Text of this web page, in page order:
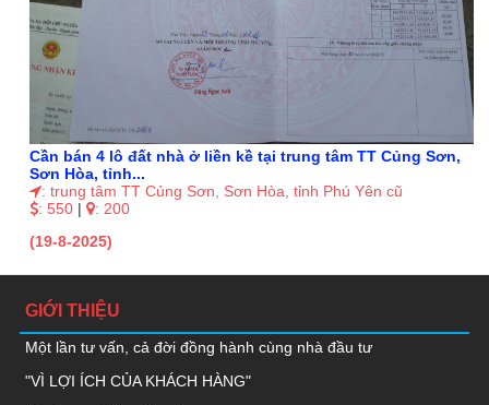
Cần bán 4 lô đất nhà ở liền kề tại trung tâm TT Củng Sơn,
Sơn Hòa, tỉnh...
: trung tâm TT Củng Sơn, Sơn Hòa, tỉnh Phú Yên cũ
: 550 | : 200
(19-8-2025)
GIỚI THIỆU
Một lần tư vấn, cả đời đồng hành cùng nhà đầu tư
"VÌ LỢI ÍCH CỦA KHÁCH HÀNG"